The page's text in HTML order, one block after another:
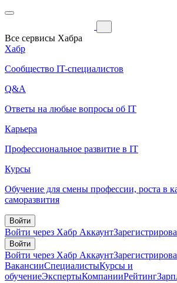
Все сервисы Хабра
Хабр
Сообщество IT-специалистов
Q&A
Ответы на любые вопросы об IT
Карьера
Профессиональное развитие в IT
Курсы
Обучение для смены профессии, роста в
саморазвития
Войти
Войти через Хабр Аккаунт
Войти
Войти через Хабр Аккаунт
ВакансииСпециалистыКурсы и
обучениеЭкспертыКомпанииРейтинг